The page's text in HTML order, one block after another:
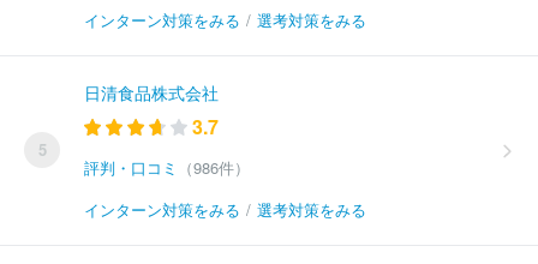
インターン対策をみる / 選考対策をみる
5
日清食品株式会社
3.7
評判・口コミ
（986件）
インターン対策をみる / 選考対策をみる